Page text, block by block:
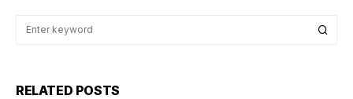
RELATED POSTS